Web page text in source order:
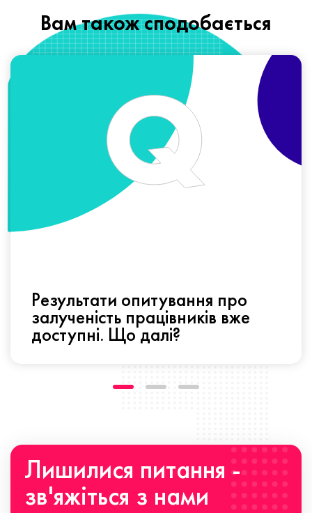
Вам також сподобається
Результати опитування про
залученість працівників вже
доступні. Що далі?
Лишилися питання -
зв'яжіться з нами